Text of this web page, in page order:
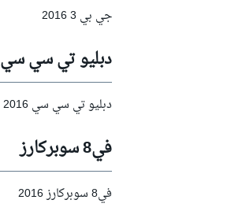
دبليو آر سي
جي بي 3 2016
دبليو تي سي سي
دبليو تي سي سي 2016
في8 سوبركارز
في8 سوبركارز 2016